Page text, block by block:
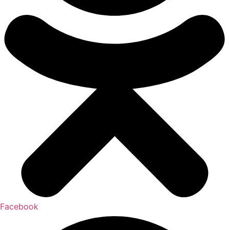
Facebook